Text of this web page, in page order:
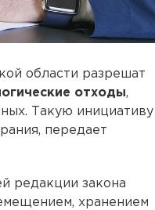
области разрешат
отходы,
Такую инициативу
передает
редакции закона
хранением